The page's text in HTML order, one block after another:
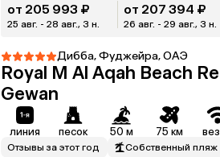
от 205 993 ₽
25 авг. - 28 авг., 3 н.
от 207 394 ₽
26 авг. - 29 авг., 3 н.
Дибба, Фуджейра, ОАЭ
Royal M Al Aqah Beach
Gewan
линия песок 50 м 75 км
Отзывы за этот год Собственный пляж